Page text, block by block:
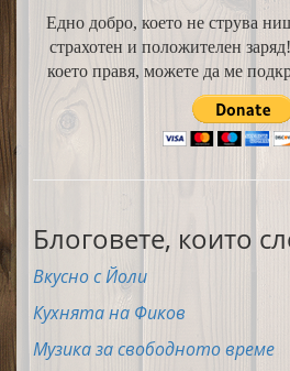
Едно добро, което не струва
страхотен и положителен
което правя, можете да ме
Блоговете, които
Вкусно с Йоли
Кухнята на Фиков
Музика за свободното време